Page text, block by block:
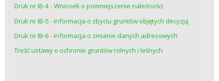
Druk nr IB-4 - Wniosek o pomniejszenie należności
Druk nr IB-5 - Informacja o zbyciu gruntów objętych decyzją
Druk nr IB-6 - Informacja o zmianie danych adresowych
Treść ustawy o ochronie gruntów rolnych i leśnych